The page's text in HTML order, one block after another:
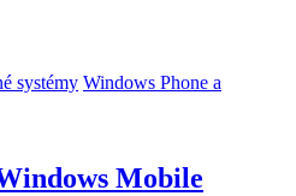
systémy Windows Phone a
Mobile